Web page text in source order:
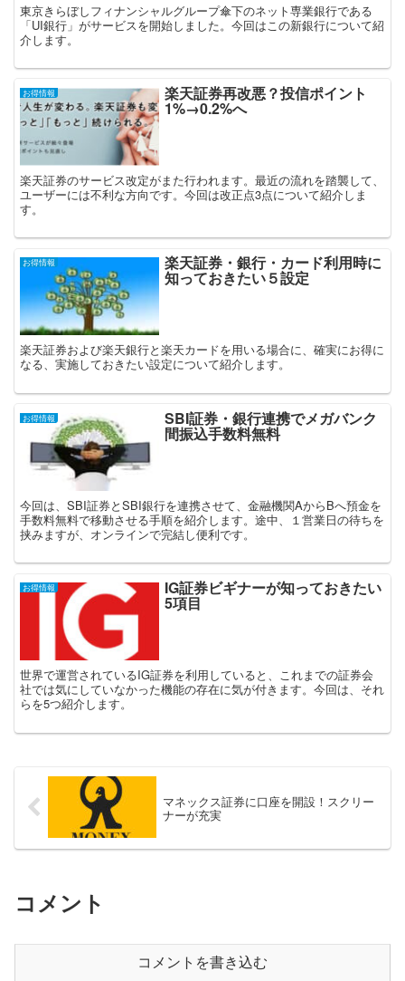
東京きらぼしフィナンシャルグループ傘下のネット専業銀行である
「UI銀行」がサービスを開始しました。今回はこの新銀行について紹
介します。
お得情報 楽天証券再改悪？投信ポイント
1%→0.2%へ
楽天証券のサービス改定がまた行われます。最近の流れを踏襲して、
ユーザーには不利な方向です。今回は改正点3点について紹介しま
す。
お得情報 楽天証券・銀行・カード利用時に
知っておきたい５設定
楽天証券および楽天銀行と楽天カードを用いる場合に、確実にお得に
なる、実施しておきたい設定について紹介します。
お得情報 SBI証券・銀行連携でメガバンク
間振込手数料無料
今回は、SBI証券とSBI銀行を連携させて、金融機関AからBへ預金を
手数料無料で移動させる手順を紹介します。途中、１営業日の待ちを
挟みますが、オンラインで完結し便利です。
お得情報 IG証券ビギナーが知っておきたい
5項目
世界で運営されているIG証券を利用していると、これまでの証券会
社では気にしていなかった機能の存在に気が付きます。今回は、それ
らを5つ紹介します。
マネックス証券に口座を開設！スクリー
ナーが充実
コメント
コメントを書き込む